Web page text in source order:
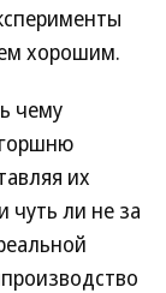
хорошим.
чему
их
чуть ли не за